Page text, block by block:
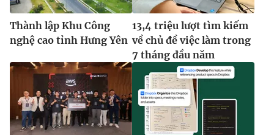
Thành lập Khu Công
nghệ cao tỉnh Hưng Yên
13,4 triệu lượt tìm kiếm
về chủ đề việc làm trong
7 tháng đầu năm